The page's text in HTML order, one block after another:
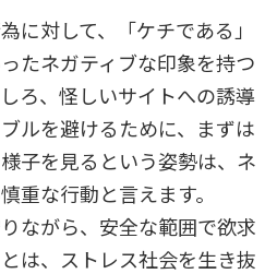
に対して、「ケチである」
たネガティブな印象を持つ
ろ、怪しいサイトへの誘導
ルを避けるために、まずは
子を見るという姿勢は、ネ
重な行動と言えます。
ながら、安全な範囲で欲求
は、ストレス社会を生き抜